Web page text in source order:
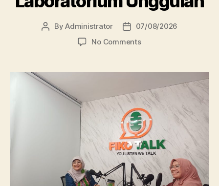
PostByAdministrator
Post
date
07/08/2026
No Commentson
Silaturahmi
Fikom
Unissula,
Pelajari
RPL
dan
Tinjau
Tiga
Laboratorium
Unggulan